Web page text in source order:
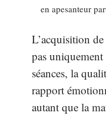
en apesanteur
L’acquisition
pas
séances, la
rapport
autant que la